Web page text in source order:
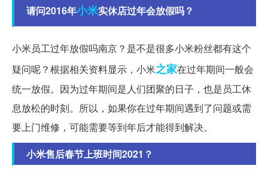
请问2016年小米实休店过年会放假吗？
小米员工过年放假吗南京？是不是很多小米粉丝都有这个
疑问呢？根据相关资料显示，小米之家在过年期间一般会
统一放假。因为过年期间是人们团聚的日子，也是员工休
息放松的时刻。所以，如果你在过年期间遇到了问题或需
要上门维修，可能需要等到年后才能得到解决。
小米售后春节上班时间2021？